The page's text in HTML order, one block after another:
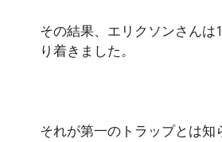
その結果、エリクソンさんは
り着きました。
それが第一のトラップとは知